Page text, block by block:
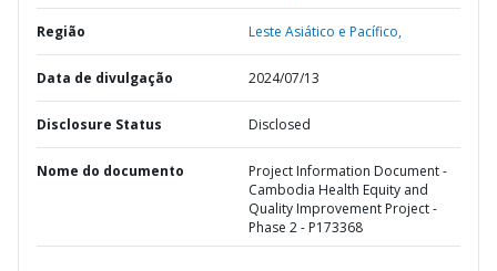
Região Leste Asiático e Pacífico,
Data de divulgação 2024/07/13
Disclosure Status Disclosed
Nome do documento
Project Information Document -
Cambodia Health Equity and
Quality Improvement Project -
Phase 2 - P173368